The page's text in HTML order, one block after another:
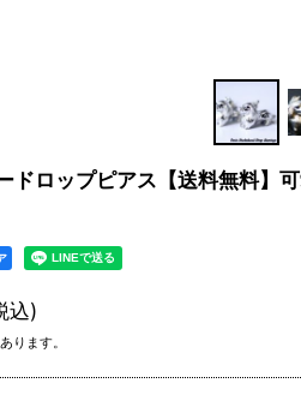
ドロップピアス【送料無料】
込)
ります。